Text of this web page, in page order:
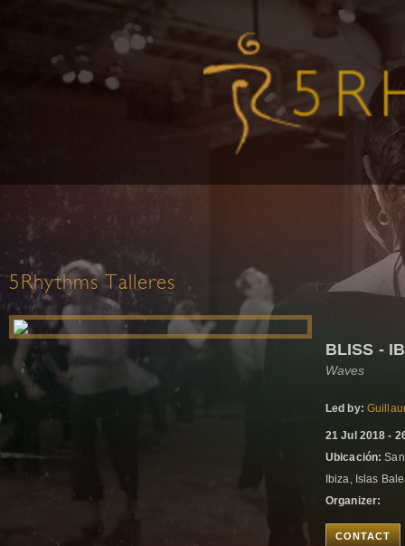
5Rhythms Talleres
BLISS -
Waves
Led by:
21 Jul 2018 -
Ubicación:
Ibiza, Islas
Organizer:
CONTACT